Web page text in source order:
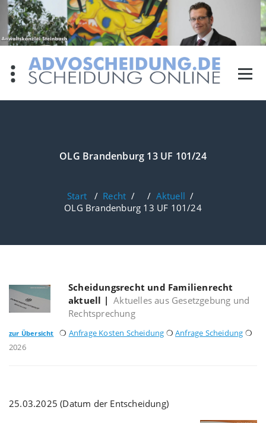
Zum
Inhalt
springen
OLG Brandenburg 13 UF 101/24
Start / Recht / / Aktuell /
OLG Brandenburg 13 UF 101/24
Scheidungsrecht und Familienrecht
aktuell | Aktuelles aus Gesetzgebung und
Rechtsprechung
zur Übersicht ❍ Anfrage Kosten Scheidung ❍Anfrage Scheidung ❍
2026
25.03.2025 (Datum der Entscheidung)